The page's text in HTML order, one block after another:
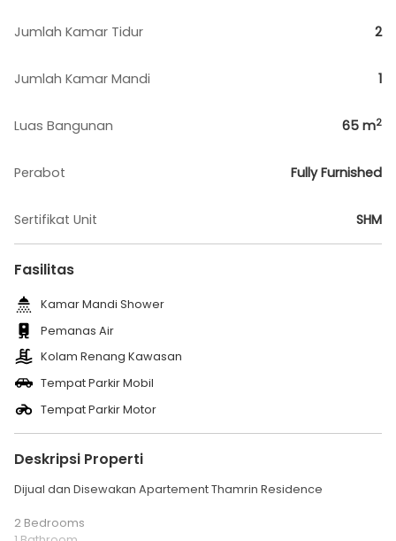
Jumlah Kamar Tidur 2
Jumlah Kamar Mandi 1
Luas Bangunan 65 m2
Perabot Fully Furnished
Sertifikat Unit SHM
Fasilitas
Kamar Mandi Shower
Pemanas Air
Kolam Renang Kawasan
Tempat Parkir Mobil
Tempat Parkir Motor
Deskripsi Properti
Dijual dan Disewakan Apartement Thamrin Residence
2 Bedrooms